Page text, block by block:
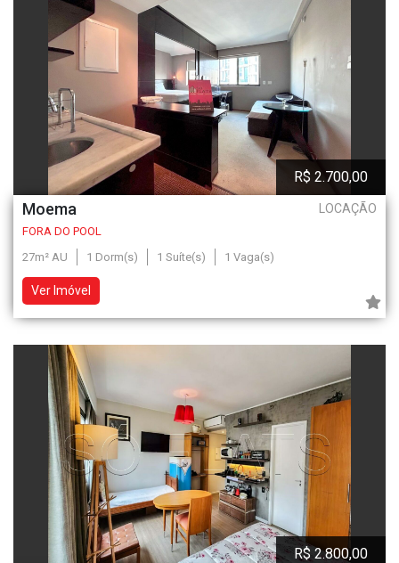
Moema LOCAÇÃO
R$ 2.700,00
FORA DO POOL
27m² AU
1 Dorm(s) 1 Suíte(s) 1 Vaga(s)
Ver Imóvel
R$ 2.800,00